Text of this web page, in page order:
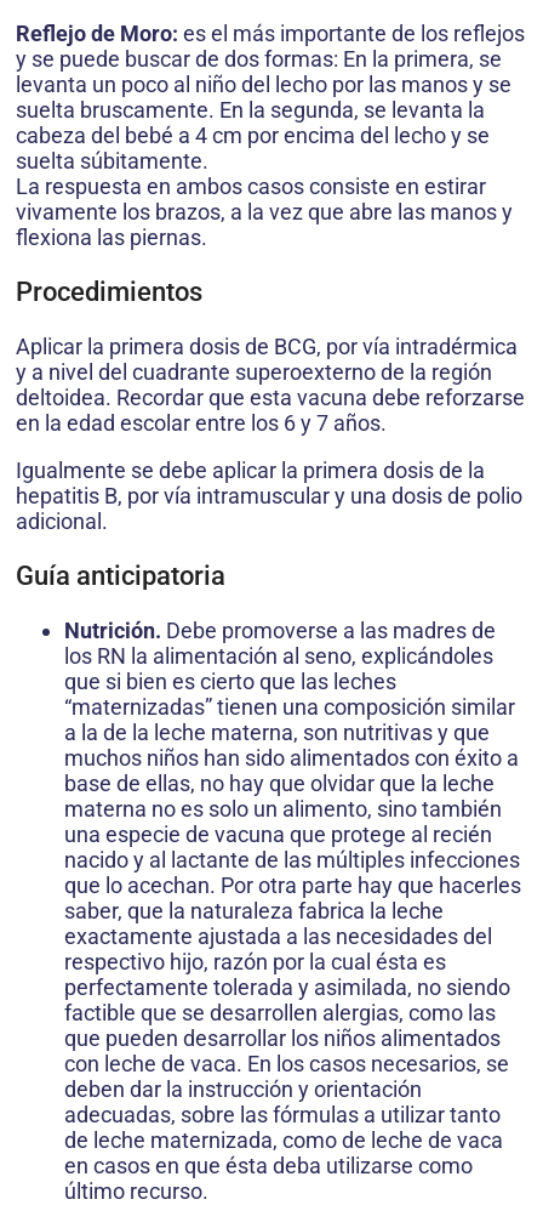
Reflejo de Moro: es el más importante de los reflejos
y se puede buscar de dos formas: En la primera, se
levanta un poco al niño del lecho por las manos y se
suelta bruscamente. En la segunda, se levanta la
cabeza del bebé a 4 cm por encima del lecho y se
suelta súbitamente.
La respuesta en ambos casos consiste en estirar
vivamente los brazos, a la vez que abre las manos y
flexiona las piernas.
Procedimientos
Aplicar la primera dosis de BCG, por vía intradérmica
y a nivel del cuadrante superoexterno de la región
deltoidea. Recordar que esta vacuna debe reforzarse
en la edad escolar entre los 6 y 7 años.
Igualmente se debe aplicar la primera dosis de la
hepatitis B, por vía intramuscular y una dosis de polio
adicional.
Guía anticipatoria
Nutrición. Debe promoverse a las madres de
los RN la alimentación al seno, explicándoles
que si bien es cierto que las leches
“maternizadas” tienen una composición similar
a la de la leche materna, son nutritivas y que
muchos niños han sido alimentados con éxito a
base de ellas, no hay que olvidar que la leche
materna no es solo un alimento, sino también
una especie de vacuna que protege al recién
nacido y al lactante de las múltiples infecciones
que lo acechan. Por otra parte hay que hacerles
saber, que la naturaleza fabrica la leche
exactamente ajustada a las necesidades del
respectivo hijo, razón por la cual ésta es
perfectamente tolerada y asimilada, no siendo
factible que se desarrollen alergias, como las
que pueden desarrollar los niños alimentados
con leche de vaca. En los casos necesarios, se
deben dar la instrucción y orientación
adecuadas, sobre las fórmulas a utilizar tanto
de leche maternizada, como de leche de vaca
en casos en que ésta deba utilizarse como
último recurso.